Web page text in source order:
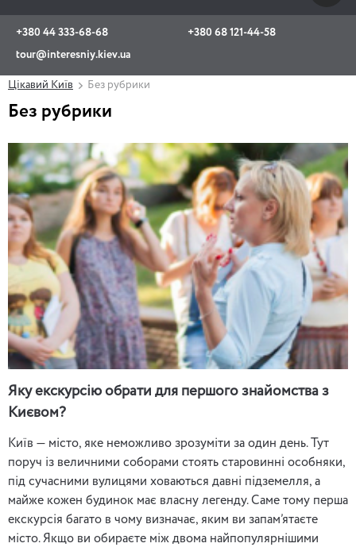
+380 44 333-68-68
+380 68 121-44-58
tour@interesniy.kiev.ua
Viber WhatsApp
Цікавий Київ Без рубрики
Без рубрики
Яку екскурсію обрати для першого знайомства з
Києвом?
Київ — місто, яке неможливо зрозуміти за один день. Тут
поруч із величними соборами стоять старовинні особняки,
під сучасними вулицями ховаються давні підземелля, а
майже кожен будинок має власну легенду. Саме тому перша
екскурсія багато в чому визначає, яким ви запам’ятаєте
місто. Якщо ви обираєте між двома найпопулярнішими